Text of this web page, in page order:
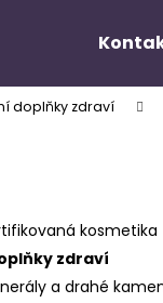
doplňky zdraví
kosmetika
zdraví
a drahé